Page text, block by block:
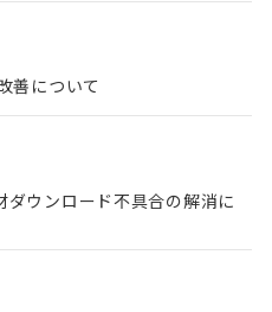
善について
ウンロード不具合の解消に